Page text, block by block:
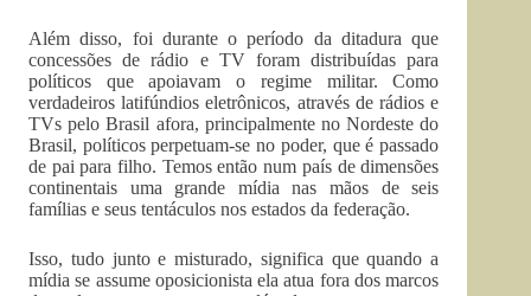
Além disso, foi durante o período da ditadura que
concessões de rádio e TV foram distribuídas para
políticos que apoiavam o regime militar. Como
verdadeiros latifúndios eletrônicos, através de rádios e
TVs pelo Brasil afora, principalmente no Nordeste do
Brasil, políticos perpetuam-se no poder, que é passado
de pai para filho. Temos então num país de dimensões
continentais uma grande mídia nas mãos de seis
famílias e seus tentáculos nos estados da federação.
Isso, tudo junto e misturado, significa que quando a
mídia se assume oposicionista ela atua fora dos marcos